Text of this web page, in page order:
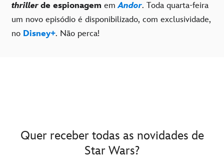
thriller de espionagem emAndor. Toda quarta-feira
um novo episódio é disponibilizado, com exclusividade,
no Disney+. Não perca!
Quer receber todas as novidades de
Star Wars?